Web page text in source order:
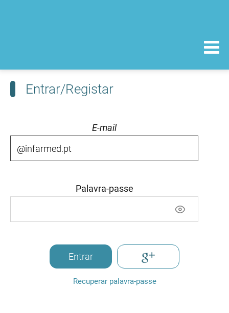
Entrar/Registar
E-mail
Palavra-passe
Entrar
Recuperar palavra-passe